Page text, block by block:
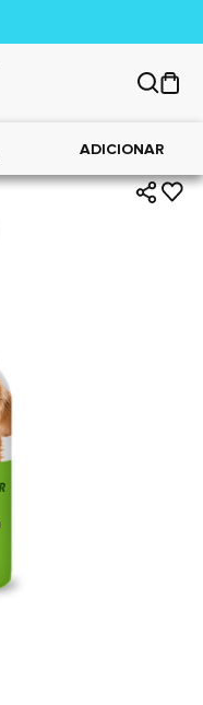
ADICIONAR